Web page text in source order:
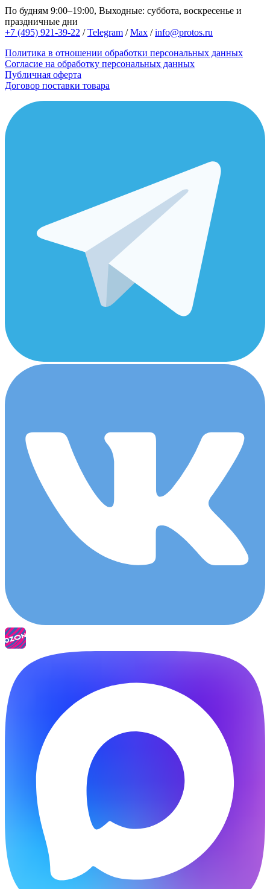
По будням 9:00–19:00, Выходные: суббота, воскресенье и
праздничные дни
+7 (495) 921-39-22 /Telegram /Max /info@protos.ru
Политика в отношении обработки персональных данных
Согласие на обработку персональных данных
Публичная оферта
Договор поставки товара